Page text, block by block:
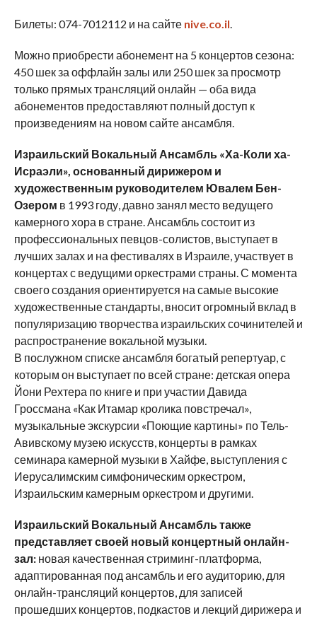
Билеты: 074-7012112 и на сайте nive.co.il
Можно приобрести абонемент на 5 концертов сезона:
450 шек за оффлайн залы или 250 шек за просмотр
только прямых трансляций онлайн — оба вида
абонементов предоставляют полный доступ к
произведениям на новом сайте ансамбля.
Израильский Вокальный Ансамбль «Ха-Коли ха-
Исраэли», основанный дирижером и
художественным руководителем Ювалем Бен-
Озером в 1993 году, давно занял место ведущего
камерного хора в стране. Ансамбль состоит из
профессиональных певцов-солистов, выступает в
лучших залах и на фестивалях в Израиле, участвует в
концертах с ведущими оркестрами страны. С момента
своего создания ориентируется на самые высокие
художественные стандарты, вносит огромный вклад в
популяризацию творчества израильских сочинителей и
распространение вокальной музыки.
В послужном списке ансамбля богатый репертуар, с
которым он выступает по всей стране: детская опера
Йони Рехтера по книге и при участии Давида
Гроссмана «Как Итамар кролика повстречал»,
музыкальные экскурсии «Поющие картины» по Тель-
Авивскому музею искусств, концерты в рамках
семинара камерной музыки в Хайфе, выступления с
Иерусалимским симфоническим оркестром,
Израильским камерным оркестром и другими.
Израильский Вокальный Ансамбль также
представляет своей новый концертный онлайн-
зал:новая качественная стриминг-платформа,
адаптированная под ансамбль и его аудиторию, для
онлайн-трансляций концертов, для записей
прошедших концертов, подкастов и лекций дирижера и